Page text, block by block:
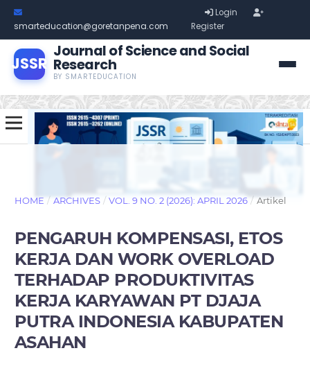
smarteducation@goretanpena.com
Login
Register
JSSR
Journal of Science and Social
Research
BY SMARTEDUCATION
HOME / ARCHIVES / VOL. 9 NO. 2 (2026): APRIL 2026 / Artikel
PENGARUH KOMPENSASI, ETOS
KERJA DAN WORK OVERLOAD
TERHADAP PRODUKTIVITAS
KERJA KARYAWAN PT DJAJA
PUTRA INDONESIA KABUPATEN
ASAHAN